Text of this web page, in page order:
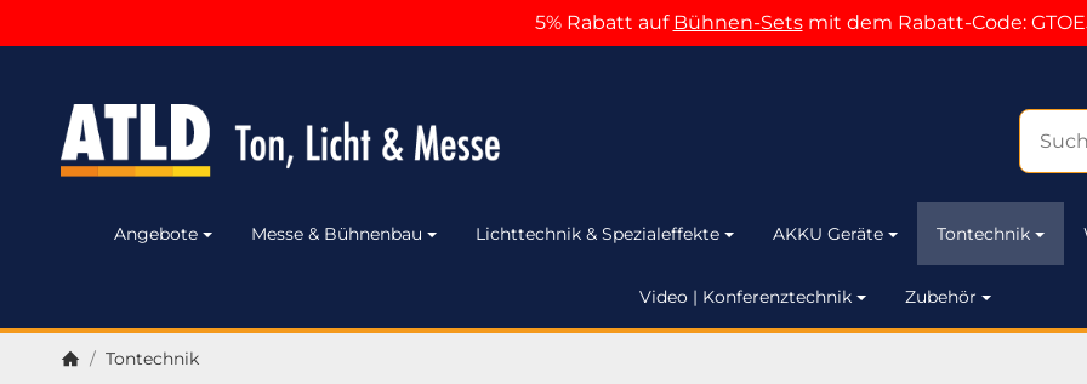
5% Rabatt auf Bühnen-Setsmit dem Rabatt-Code:
Angebote Messe & Bühnenbau Lichttechnik & Spezialeffekte AKKU Geräte Tontechnik
Video | Konferenztechnik Zubehör
/ Tontechnik